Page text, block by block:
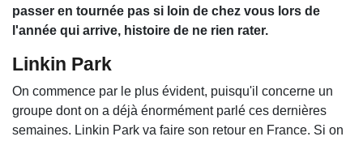
passer en tournée pas si loin de chez vous lors de
l'année qui arrive, histoire de ne rien rater.
Linkin Park
On commence par le plus évident, puisqu'il concerne un
groupe dont on a déjà énormément parlé ces dernières
semaines. Linkin Park va faire son retour en France. Si on